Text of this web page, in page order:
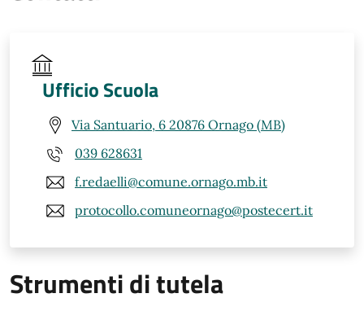
Ufficio Scuola
Via Santuario, 6 20876 Ornago (MB)
039 628631
f.redaelli@comune.ornago.mb.it
protocollo.comuneornago@postecert.it
Strumenti di tutela